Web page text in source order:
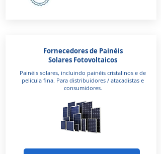
Fornecedores de Painéis
Solares Fotovoltaicos
Painéis solares, incluindo painéis cristalinos e de
película fina. Para distribuidores / atacadistas e
consumidores.